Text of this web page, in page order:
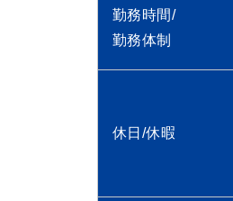
勤務時間/
勤務体制
休日/休暇